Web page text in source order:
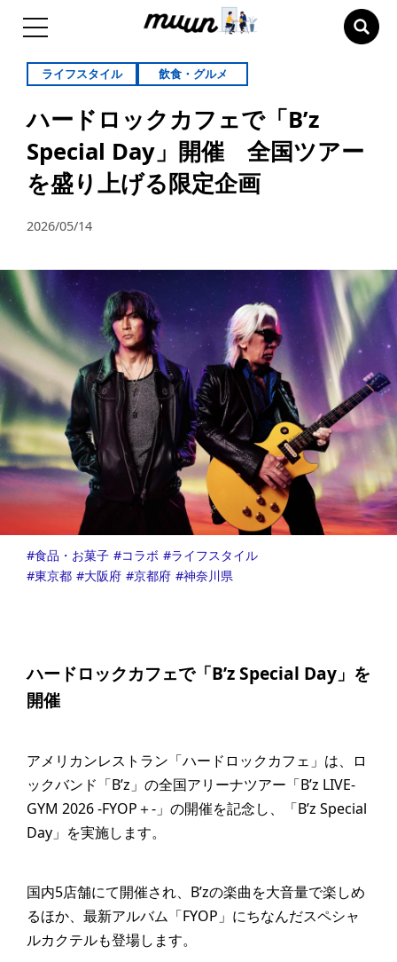
ライフスタイル 飲食・グルメ
ハードロックカフェで「B’z
Special Day」開催 全国ツアー
を盛り上げる限定企画
2026/05/14
食品・お菓子 コラボ
ライフスタイル
東京都
大阪府 京都府 神奈川県
ハードロックカフェで「B’z Special Day」を
開催
アメリカンレストラン「ハードロックカフェ」は、ロ
ックバンド「B’z」の全国アリーナツアー「B’z LIVE-
GYM 2026 -FYOP＋-」の開催を記念し、「B’z Special
Day」を実施します。
国内5店舗にて開催され、B’zの楽曲を大音量で楽しめ
るほか、最新アルバム「FYOP」にちなんだスペシャ
ルカクテルも登場します。